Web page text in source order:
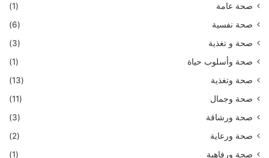
صحة عامة
(1)
صحة نفسية
(6)
صحة و تغذية
(3)
صحة وأسلوب حياة
(1)
صحة وتغذية
(13)
صحة وجمال
(11)
صحة ورشاقة
(3)
صحة ورعاية
(2)
صحة ورفاهية
(1)